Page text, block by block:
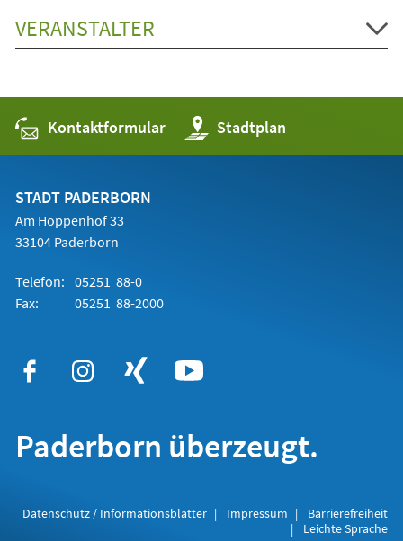
VERANSTALTER
Kontaktformular Stadtplan
(Öffnet
in
einem
STADT PADERBORN
Am Hoppenhof 33
33104 Paderborn
Telefon: 05251 88-0
Fax:
05251 88-2000
Paderborn überzeugt.
Datenschutz / Informationsblätter Impressum
Barrierefreiheit
Leichte Sprache